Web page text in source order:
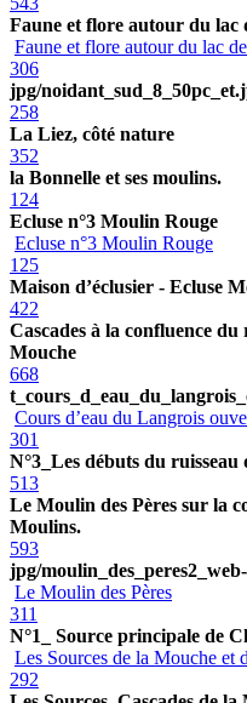
Faune et flore autour du lac
Faune et flore autour du lac
306
jpg/
258
La Liez, côté nature
352
la Bonnelle et ses moulins.
124
Ecluse n°3 Moulin Rouge
Ecluse n°3 Moulin Rouge
125
Maison d’éclusier - Ecluse
422
Cascades à la confluence
Mouche
668
Cours d’eau du Langrois
301
N°3_Les débuts du ruisseau
513
Le Moulin des Pères sur la
Moulins.
593
jpg/
Le Moulin des Pères
311
N°1_ Source principale de
Les Sources de la Mouche et
292